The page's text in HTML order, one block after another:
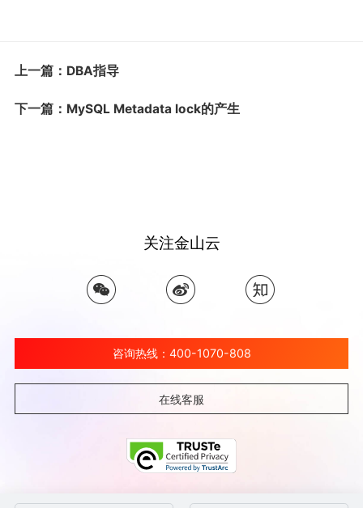
上一篇：DBA指导
下一篇：MySQL Metadata lock的产生
关注金山云
咨询热线：400-1070-808
在线客服
©北京金山云网络技术有限公司 2026 Ksyun All Rights Reserved Kingsoft Corp.